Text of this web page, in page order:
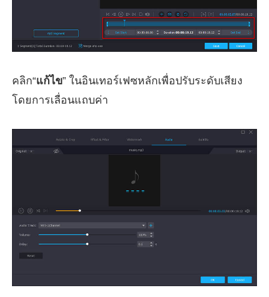
คลิก“แก้ไข” ในอินเทอร์เฟซหลักเพื่อปรับระดับเสียง
โดยการเลื่อนแถบค่า